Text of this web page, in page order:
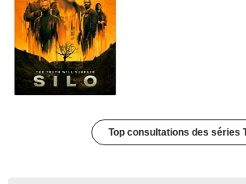
Top consultations des séries